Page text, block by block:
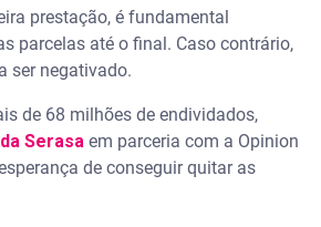
prestação, é fundamental
parcelas até o final. Caso contrário,
ser negativado.
de 68 milhões de endividados,
Serasa em parceria com a Opinion
de conseguir quitar as